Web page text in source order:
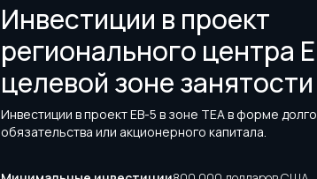
Инвестиции в проект
регионального центра
целевой зоне
Инвестиции в проект EB-5 в зоне TEA в форме
обязательства или акционерного капитала.